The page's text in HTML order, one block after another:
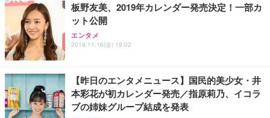
板野友美、2019年カレンダー発売決定！一部カ
ット公開
エンタメ
2018.11.16(金) 19:02
【昨日のエンタメニュース】国民的美少女・井
本彩花が初カレンダー発売／指原莉乃、イコラ
ブの姉妹グループ結成を発表